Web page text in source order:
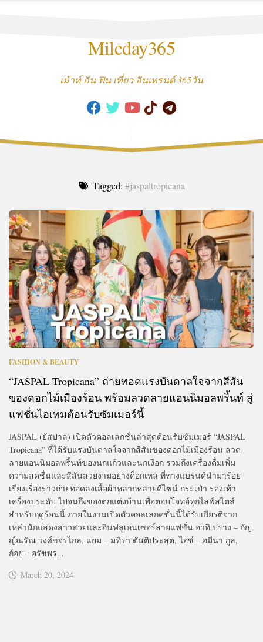
Mileday365
เม้าท์ กิน ฟิน เที่ยว อินเทรนด์ 365วัน
Tagged: #jaspaltropicana
FASHION & BEAUTY
“JASPAL Tropicana” ถ่ายทอดแรงบันดาลใจจากสีสัน
ของดอกไม้เมืองร้อน พร้อมลวดลายแอนนิมอลพริ้นท์ สู่
แฟชั่นไอเทมต้อนรับซัมเมอร์นี้
JASPAL (ยัสปาล) เปิดตัวคอลเลกชั่นล่าสุดต้อนรับซัมเมอร์ “JASPAL
Tropicana” ที่ได้รับแรงบันดาลใจจากสีสันของดอกไม้เมืองร้อน ลวด
ลายแอนนิมอลพริ้นท์ของนกแก้วและนกเงือก รวมถึงเครื่องดื่มเพิ่ม
ความสดชื่นและสีสันสวยงามอย่างค็อกเทล ที่ทางแบรนด์นำมาร้อย
เรียงเรื่องราวถ่ายทอดลงเสื้อผ้าหลากหลายดีไซน์ กระเป๋า รองเท้า
เครื่องประดับ ไปจนถึงของตกแต่งบ้านเพื่อตอบโจทย์ทุกไลฟ์สไตล์
สำหรับฤดูร้อนนี้ ภายในงานเปิดตัวคอลเลกคชั่นนี้ได้รับเกียรติจาก
เหล่านักแสดงสาวสวยและอินฟลูเอนเซอร์สายแฟชั่น อาทิ ปราง – กัญ
ญ์ณรัณ วงศ์ขจรไกล, แยม – มทิรา ตันติประสุต, ไอซ์ – อมีนา กูล,
ก้อย – อรัชพร...
March 20, 2024